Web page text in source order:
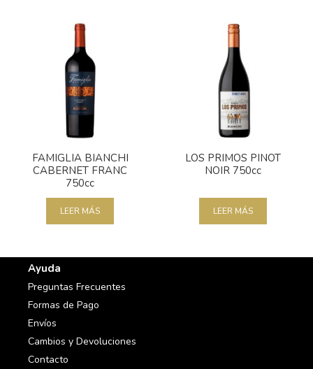
FAMIGLIA BIANCHI
CABERNET FRANC
750cc
LEER MÁS
LOS PRIMOS PINOT
NOIR 750cc
LEER MÁS
Ayuda
Preguntas Frecuentes
Formas de Pago
Envíos
Cambios y Devoluciones
Contacto